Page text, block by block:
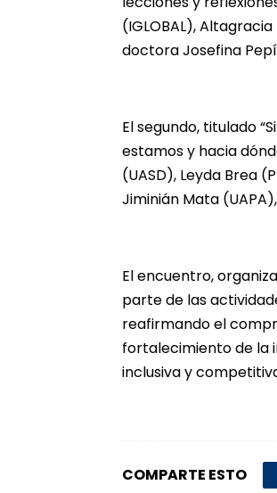
(IGLOBAL),
doctora Josefina
El segundo, titulado
estamos y hacia
(UASD), Leyda Brea
Jiminián Mata
El encuentro,
parte de las
reafirmando el
fortalecimiento de la
inclusiva y
COMPARTE ESTO